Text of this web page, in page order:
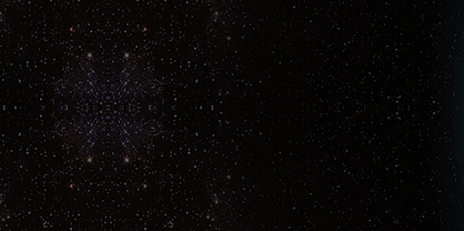
Abschnitt 13 Abschnitt 14 Abschnitt 15